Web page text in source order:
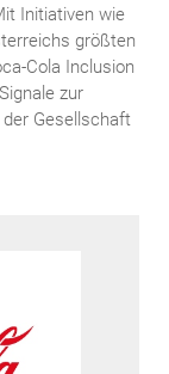
Initiativen wie
größten
Cola Inclusion
zur
Gesellschaft